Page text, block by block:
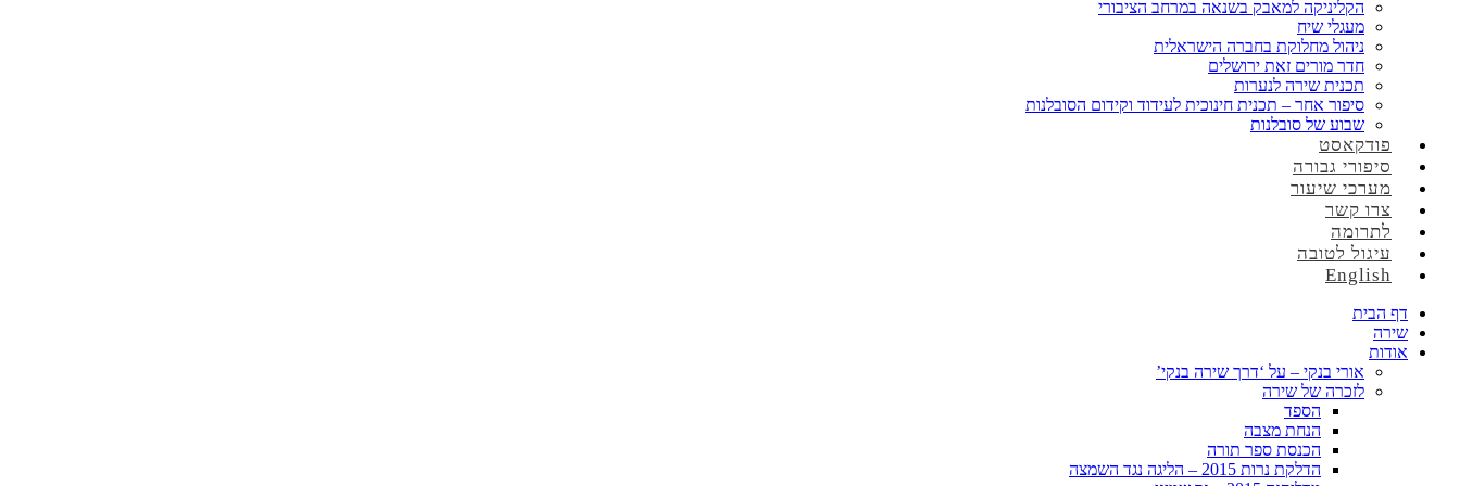
הקליניקה למאבק בשנאה במרחב הציבורי
מעגלי שיח
ניהול מחלוקת בחברה הישראלית
חדר מורים זאת ירושלים
תכנית שירה לנערות
סיפור אחר – תכנית חינוכית לעידוד וקידום הסובלנות
שבוע של סובלנות
פודקאסט
סיפורי גבורה
מערכי שיעור
צרו קשר
לתרומה
עיגול לטובה
English
דף הבית
שירה
אודות
אורי בנקי – על ‘דרך שירה בנקי’
לזכרה של שירה
הספד
הנחת מצבה
הכנסת ספר תורה
הדלקת נרות 2015 – הליגה נגד השמצה